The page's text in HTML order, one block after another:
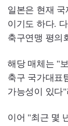
일본은 현재
이기도 하다.
축구연맹 평의
해당 매체는 "
축구 국가대표
가능성이 있다
이어 "최근 몇